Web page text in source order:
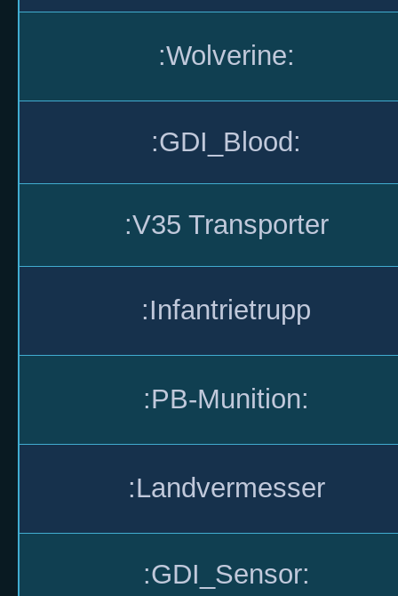
:Wolverine:
:GDI_Blood:
:V35 Transporter
:Infantrietrupp
:PB-Munition:
:Landvermesser
:GDI_Sensor: